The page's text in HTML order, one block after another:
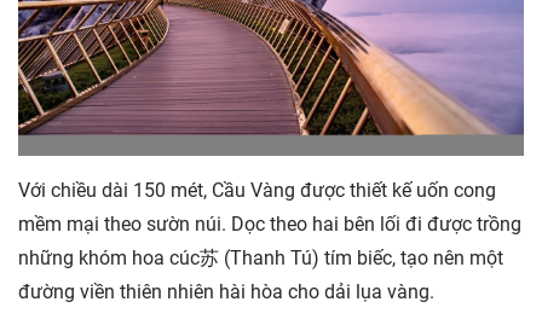
Với chiều dài 150 mét, Cầu Vàng được thiết kế uốn cong
mềm mại theo sườn núi. Dọc theo hai bên lối đi được trồng
những khóm hoa cúc苏 (Thanh Tú) tím biếc, tạo nên một
đường viền thiên nhiên hài hòa cho dải lụa vàng.